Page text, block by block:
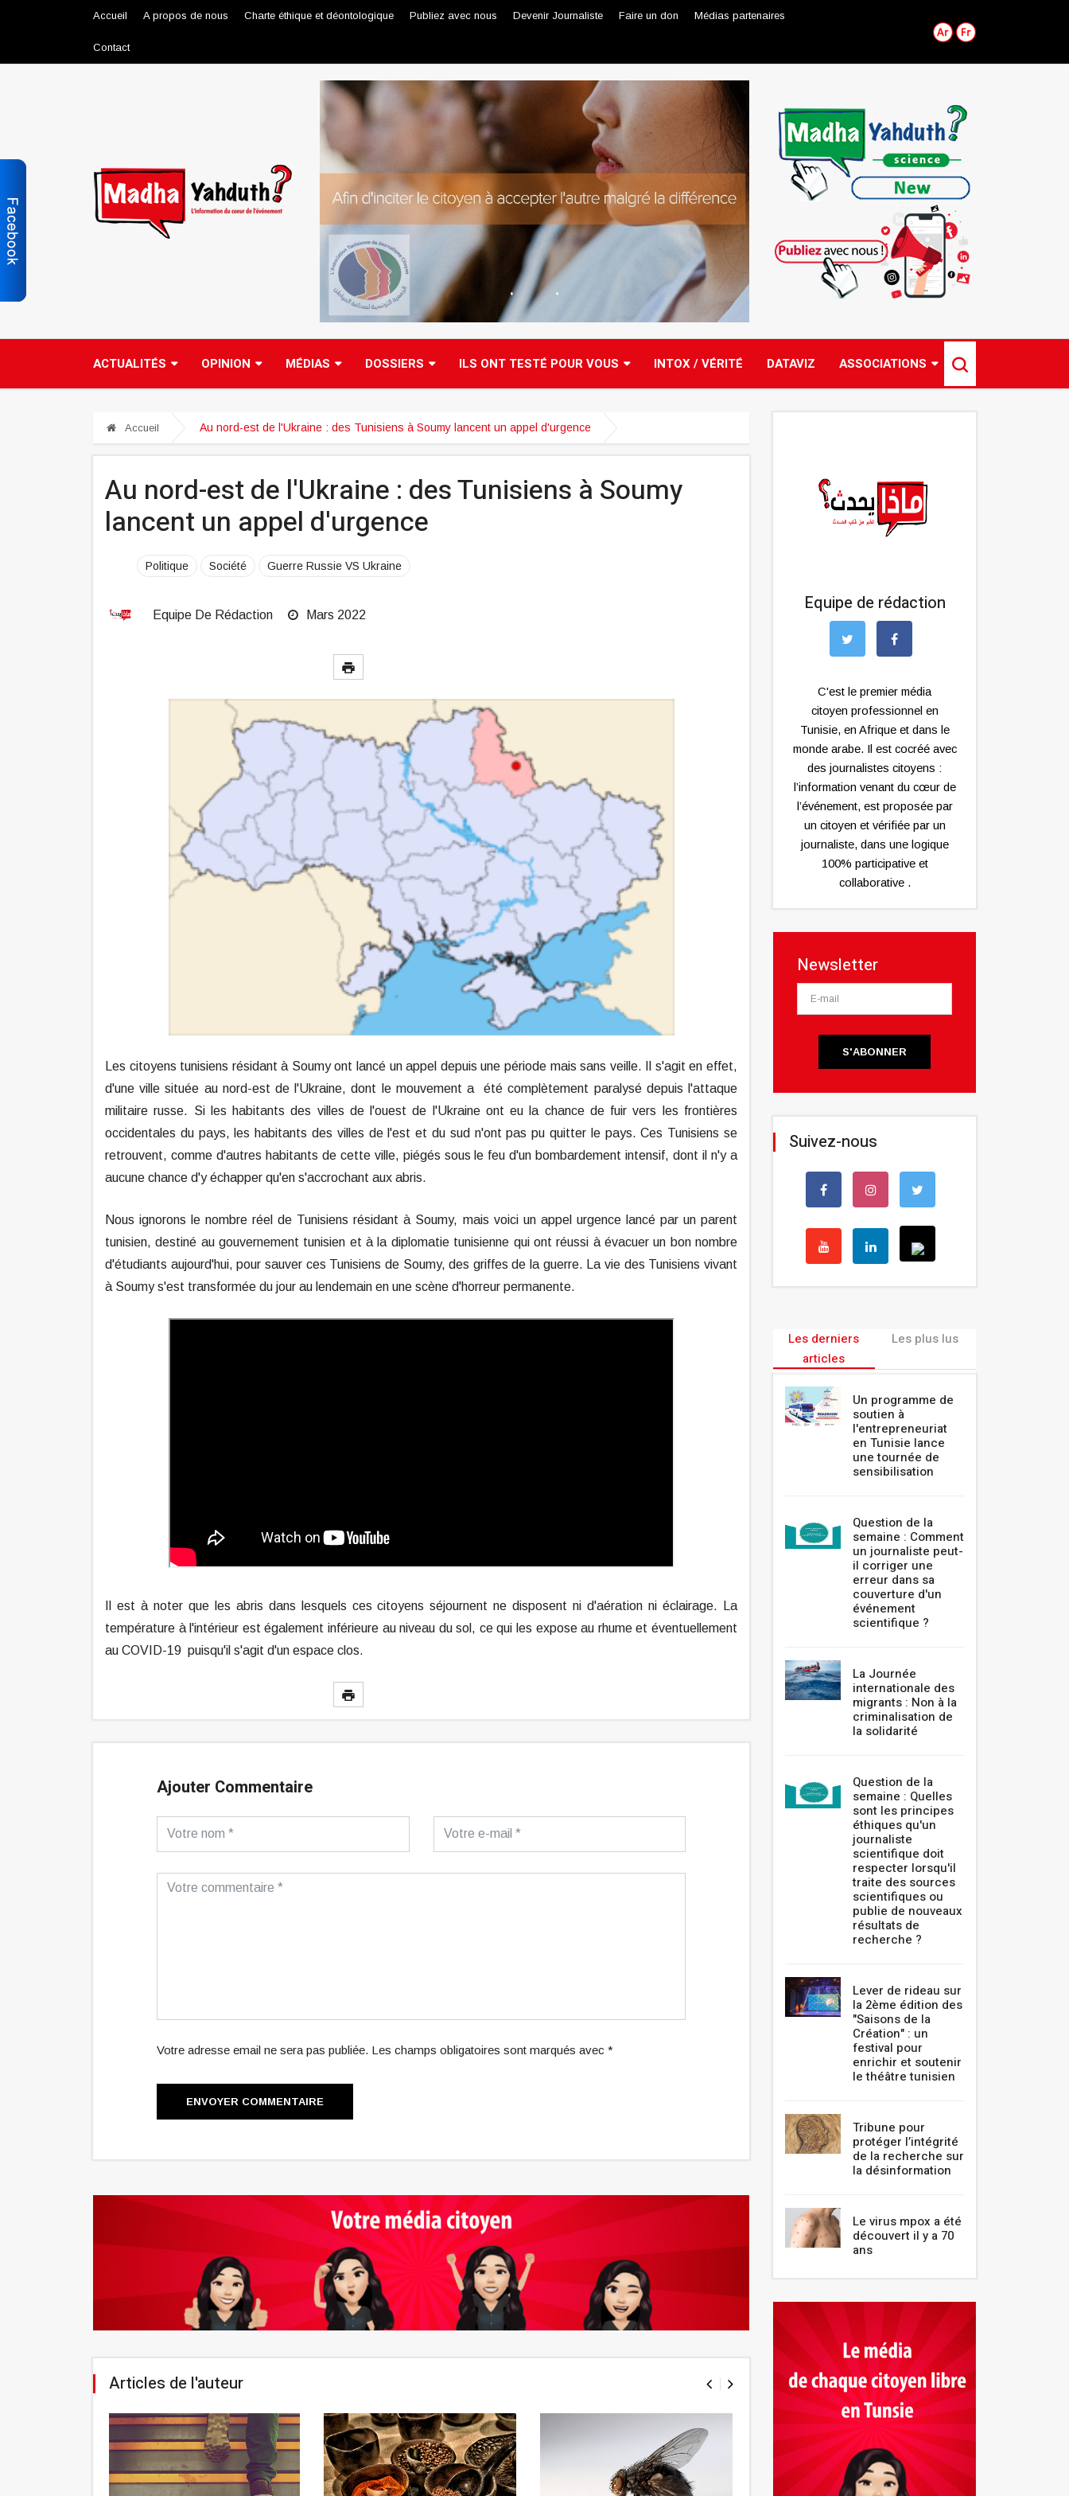
Accueil A propos de nous Charte éthique et déontologique Publiez avec nous Devenir Journaliste
Journaliste citoyen
Faire un don Médias partenaires
Contact
ACTUALITÉS OPINION MÉDIAS DOSSIERS ILS ONT TESTÉ POUR VOUS INTOX / VÉRITÉ DATAVIZ ASSOCIATIONS
Accueil Au nord-est de l'Ukraine : des Tunisiens à Soumy lancent un appel d'urgence
Au nord-est de l'Ukraine : des Tunisiens à Soumy
lancent un appel d'urgence
Politique Société Guerre Russie VS Ukraine
Equipe De Rédaction Mars 2022
Les citoyens tunisiens résidant à Soumy ont lancé un appel depuis une période mais sans veille. Il s'agit en effet,
d'une ville située au nord-est de l'Ukraine, dont le mouvement a été complètement paralysé depuis l'attaque
militaire russe. Si les habitants des villes de l'ouest de l'Ukraine ont eu la chance de fuir vers les frontières
occidentales du pays, les habitants des villes de l'est et du sud n'ont pas pu quitter le pays. Ces Tunisiens se
retrouvent, comme d'autres habitants de cette ville, piégés sous le feu d'un bombardement intensif, dont il n'y a
aucune chance d'y échapper qu'en s'accrochant aux abris.
Nous ignorons le nombre réel de Tunisiens résidant à Soumy, mais voici un appel urgence lancé par un parent
tunisien, destiné au gouvernement tunisien et à la diplomatie tunisienne qui ont réussi à évacuer un bon nombre
d'étudiants aujourd'hui, pour sauver ces Tunisiens de Soumy, des griffes de la guerre. La vie des Tunisiens vivant
à Soumy s'est transformée du jour au lendemain en une scène d'horreur permanente.
Il est à noter que les abris dans lesquels ces citoyens séjournent ne disposent ni d'aération ni éclairage. La
température à l'intérieur est également inférieure au niveau du sol, ce qui les expose au rhume et éventuellement
au COVID-19 puisqu'il s'agit d'un espace clos.
Ajouter Commentaire
Votre adresse email ne sera pas publiée. Les champs obligatoires sont marqués avec *
ENVOYER COMMENTAIRE
Articles de l'auteur
Equipe de rédaction
C'est le premier média
citoyen professionnel en
Tunisie, en Afrique et dans le
monde arabe. Il est cocréé avec
des journalistes citoyens :
l’information venant du cœur de
l’événement, est proposée par
un citoyen et vérifiée par un
journaliste, dans une logique
100% participative et
collaborative .
Newsletter
S'ABONNER
Suivez-nous
Les derniers
articles
Les plus lus
Un programme de
soutien à
l'entrepreneuriat
en Tunisie lance
une tournée de
sensibilisation
Question de la
semaine : Comment
un journaliste peut-
il corriger une
erreur dans sa
couverture d'un
événement
scientifique ?
La Journée
internationale des
migrants : Non à la
criminalisation de
la solidarité
Question de la
semaine : Quelles
sont les principes
éthiques qu'un
journaliste
scientifique doit
respecter lorsqu'il
traite des sources
scientifiques ou
publie de nouveaux
résultats de
recherche ?
Lever de rideau sur
la 2ème édition des
"Saisons de la
Création" : un
festival pour
enrichir et soutenir
le théâtre tunisien
Tribune pour
protéger l’intégrité
de la recherche sur
la désinformation
Le virus mpox a été
découvert il y a 70
ans